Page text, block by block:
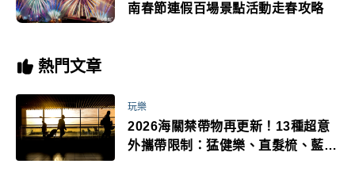
南春節連假百場景點活動走春攻略
熱門文章
玩樂
2026海關禁帶物再更新！13種超意
外攜帶限制：猛健樂、直髮梳、藍牙